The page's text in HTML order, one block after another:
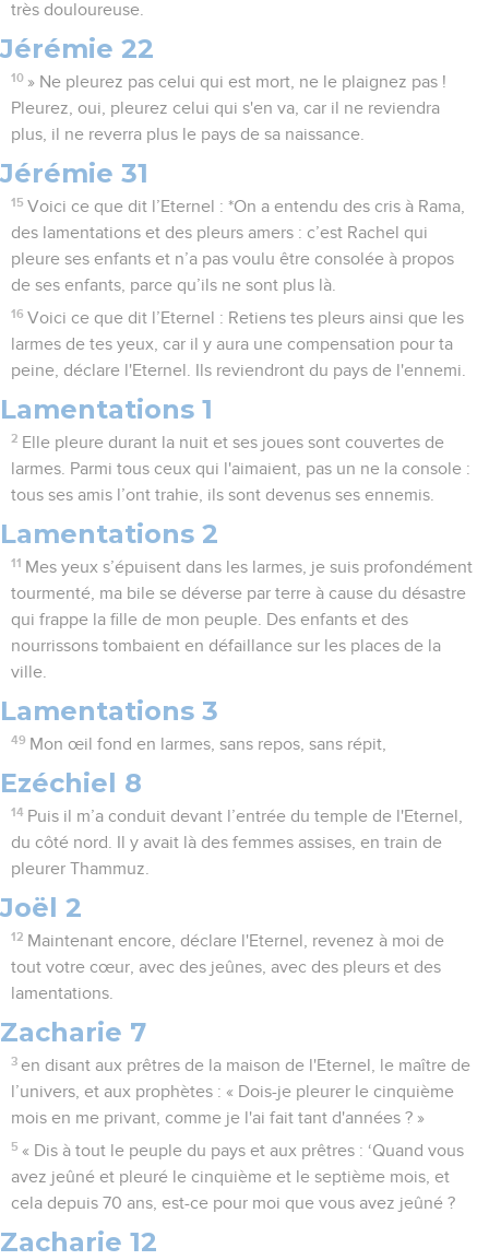
très douloureuse.
Jérémie 22
10 » Ne pleurez pas celui qui est mort, ne le plaignez pas !
Pleurez, oui, pleurez celui qui s'en va, car il ne reviendra
plus, il ne reverra plus le pays de sa naissance.
Jérémie 31
15 Voici ce que dit l’Eternel : *On a entendu des cris à Rama,
des lamentations et des pleurs amers : c’est Rachel qui
pleure ses enfants et n’a pas voulu être consolée à propos
de ses enfants, parce qu’ils ne sont plus là.
16 Voici ce que dit l’Eternel : Retiens tes pleurs ainsi que les
larmes de tes yeux, car il y aura une compensation pour ta
peine, déclare l'Eternel. Ils reviendront du pays de l'ennemi.
Lamentations 1
2 Elle pleure durant la nuit et ses joues sont couvertes de
larmes. Parmi tous ceux qui l'aimaient, pas un ne la console :
tous ses amis l’ont trahie, ils sont devenus ses ennemis.
Lamentations 2
11 Mes yeux s’épuisent dans les larmes, je suis profondément
tourmenté, ma bile se déverse par terre à cause du désastre
qui frappe la fille de mon peuple. Des enfants et des
nourrissons tombaient en défaillance sur les places de la
ville.
Lamentations 3
49 Mon œil fond en larmes, sans repos, sans répit,
Ezéchiel 8
14 Puis il m’a conduit devant l’entrée du temple de l'Eternel,
du côté nord. Il y avait là des femmes assises, en train de
pleurer Thammuz.
Joël 2
12 Maintenant encore, déclare l'Eternel, revenez à moi de
tout votre cœur, avec des jeûnes, avec des pleurs et des
lamentations.
Zacharie 7
3 en disant aux prêtres de la maison de l'Eternel, le maître de
l’univers, et aux prophètes : « Dois-je pleurer le cinquième
mois en me privant, comme je l'ai fait tant d'années ? »
5 « Dis à tout le peuple du pays et aux prêtres : ‘Quand vous
avez jeûné et pleuré le cinquième et le septième mois, et
cela depuis 70 ans, est-ce pour moi que vous avez jeûné ?
Zacharie 12